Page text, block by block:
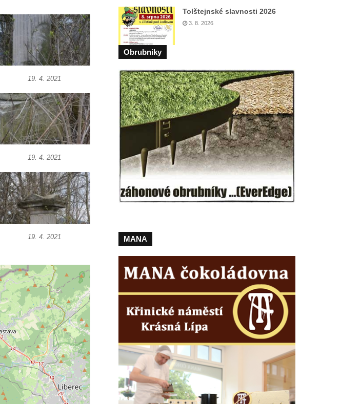
19. 4. 2021
19. 4. 2021
19. 4. 2021
Tolštejnské slavnosti 2026
3. 8. 2026
Obrubniky
MANA